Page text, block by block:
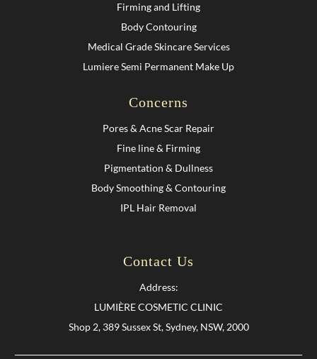
Firming and Lifting
Body Contouring
Medical Grade Skincare Services
Lumiere Semi Permanent Make Up
Concerns
Pores & Acne Scar Repair
Fine line & Firming
Pigmentation & Dullness
Body Smoothing & Contouring
IPL Hair Removal
Contact Us
Address:
LUMIÈRE COSMETIC CLINIC
Shop 2, 389 Sussex St, Sydney, NSW, 2000